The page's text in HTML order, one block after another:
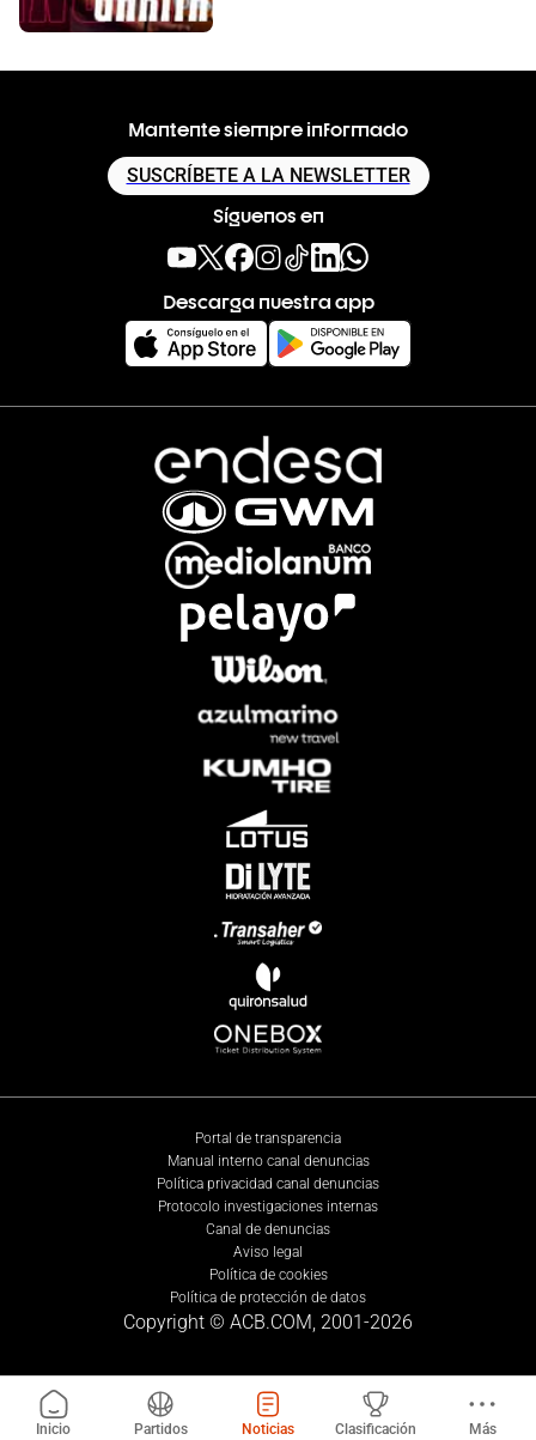
Mantente siempre informado
SUSCRÍBETE A LA NEWSLETTER
Síguenos en
Descarga nuestra app
Portal de transparencia
Manual interno canal denuncias
Política privacidad canal denuncias
Protocolo investigaciones internas
Canal de denuncias
Aviso legal
Política de cookies
Política de protección de datos
Copyright © ACB.COM, 2001-2026
Inicio Partidos Noticias Clasificación Más